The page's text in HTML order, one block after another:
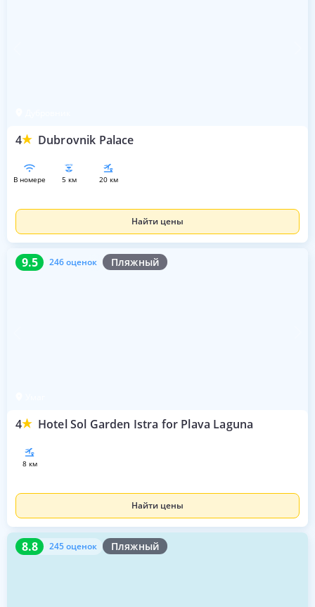
4 Dubrovnik Palace
в номере 5 км 20 км
Найти цены
9.5 246 оценок Пляжный
4 Hotel Sol Garden Istra for Plava Laguna
9.5 246 оценок
8 км
Найти цены
8.8 245 оценок Пляжный
8.8 245 оценок